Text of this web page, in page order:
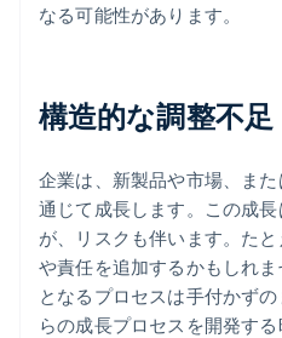
なる可能性があります。
構造的な調整不足
企業は、新製品や市場、ま
通じて成長します。この成
が、リスクも伴います。た
や責任を追加するかもしれ
となるプロセスは手付かず
らの成長プロセスを開発す